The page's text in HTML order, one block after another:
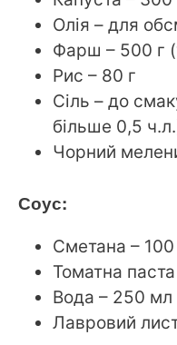
Олія – для
Фарш – 500 г
Рис – 80 г
Сіль – до
більше 0,5
Чорний
Соус:
Сметана – 100
Томатна паста
Вода – 250 мл
Лавровий